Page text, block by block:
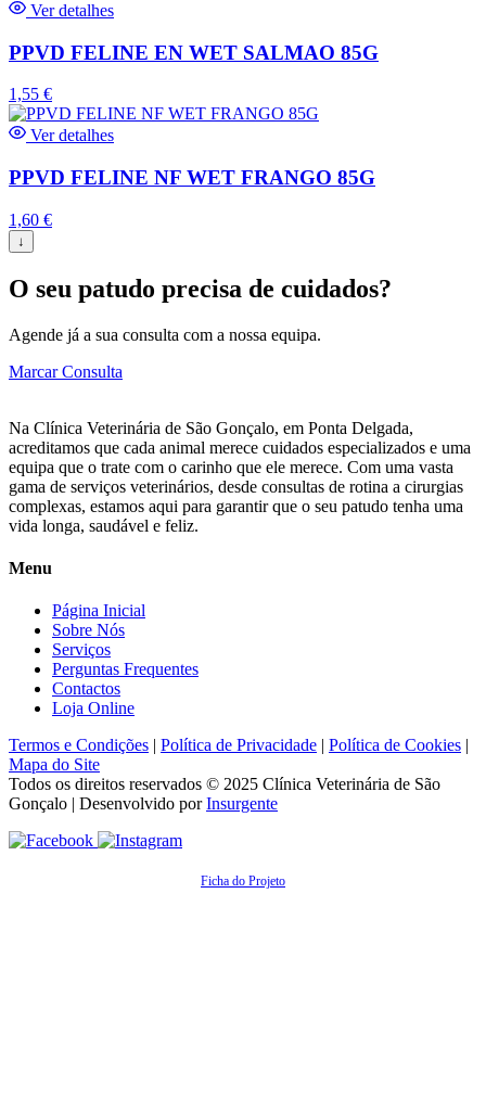
Ver detalhes
PPVD FELINE EN WET SALMAO 85G
1,55 €
Ver detalhes
PPVD FELINE NF WET FRANGO 85G
1,60 €
↓
O seu patudo precisa de cuidados?
Agende já a sua consulta com a nossa equipa.
Marcar Consulta
Na Clínica Veterinária de São Gonçalo, em Ponta Delgada,
acreditamos que cada animal merece cuidados especializados e uma
equipa que o trate com o carinho que ele merece. Com uma vasta
gama de serviços veterinários, desde consultas de rotina a cirurgias
complexas, estamos aqui para garantir que o seu patudo tenha uma
vida longa, saudável e feliz.
Menu
Página Inicial
Sobre Nós
Serviços
Perguntas Frequentes
Contactos
Loja Online
Termos e Condições | Política de Privacidade | Política de Cookies |
Mapa do Site
Todos os direitos reservados © 2025 Clínica Veterinária de São
Gonçalo | Desenvolvido porInsurgente
Ficha do Projeto